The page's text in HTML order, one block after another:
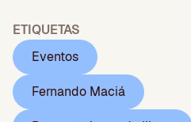
ETIQUETAS
Eventos
Fernando Maciá